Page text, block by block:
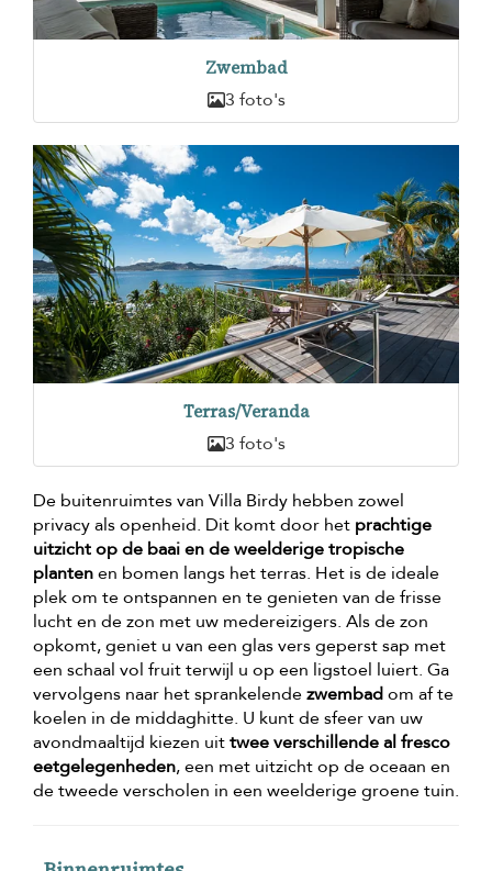
Zwembad
3 foto's
Terras/Veranda
3 foto's
De buitenruimtes van Villa Birdy hebben zowel
privacy als openheid. Dit komt door het prachtige
uitzicht op de baai en de weelderige tropische
plantenen bomen langs het terras. Het is de ideale
plek om te ontspannen en te genieten van de frisse
lucht en de zon met uw medereizigers. Als de zon
opkomt, geniet u van een glas vers geperst sap met
een schaal vol fruit terwijl u op een ligstoel luiert. Ga
vervolgens naar het sprankelendezwembadom af te
koelen in de middaghitte. U kunt de sfeer van uw
avondmaaltijd kiezen uittwee verschillende al fresco
eetgelegenheden, een met uitzicht op de oceaan en
de tweede verscholen in een weelderige groene tuin.